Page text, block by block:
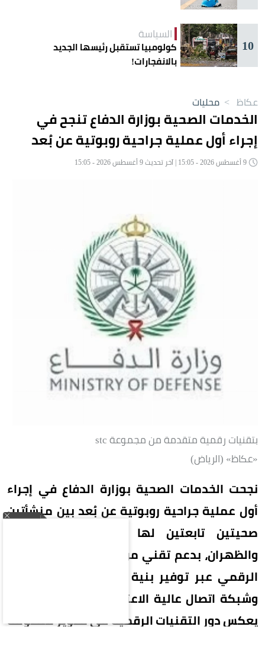
10
السياسة
كولومبيا تستقبل رئيسها الجديد
بالانفجارات!
عكاظ > محليات
الخدمات الصحية بوزارة الدفاع تنجح في
إجراء أول عملية جراحية روبوتية عن بُعد
بتقنيات رقمية متقدمة من مجموعة stc
«عكاظ» (الرياض)
نجحت الخدمات الصحية بوزارة الدفاع في إجراء
أول عملية جراحية روبوتية عن بُعد بين منشأتين
صحيتين تابعتين لها في مدينتي الرياض
الرقمي عبر توفير بنية تحتية رقمية متقدمة
وشبكة اتصال عالية الاعتمادية، في إنجاز نوعي
يعكس دور التقنيات الرقمية في تطوير منظومة